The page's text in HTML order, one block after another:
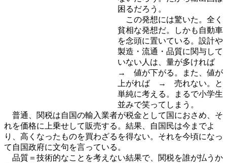
困るだろう。
この発想には驚いた。全く
貧相な発想だ。しかも自動車
を念頭に置いている。設計や
製造・流通・品質に関与して
いない人は、量が多ければ
→ 値が下がる。また、値が
上がれば → 売れない。と
単純に考える。まるで小学生
並みで笑ってしまう。
普通、関税は自国の輸入業者が税金として国におさめ、そ
れを価格に上乗せして販売する。結果、自国民は今までよ
り、高くなったものを買わざるを得ない。それを今頃になっ
て自国政府に文句を言っている。
品質＝技術的なことを考えない結果で、関税を誰が払うか